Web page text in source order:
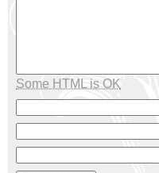
Some HTML is OK